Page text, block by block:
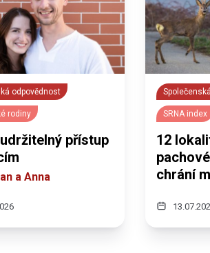
odpovědnost
rodiny
přístup
a Anna
SRNA index
12
chrání